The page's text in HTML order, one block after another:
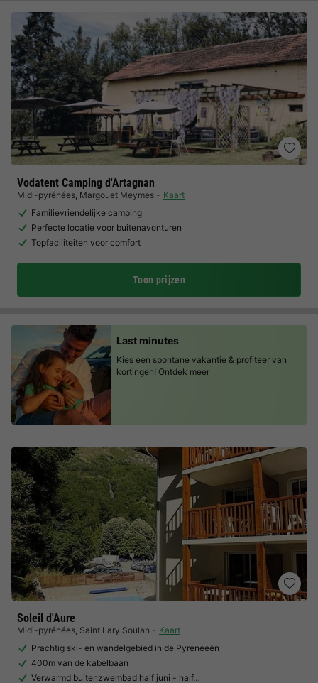
Vodatent Camping d'Artagnan
Midi-pyrénées, Margouet Meymes
Kaart
Familievriendelijke camping
Perfecte locatie voor buitenavonturen
Topfaciliteiten voor comfort
Toon prijzen
Soleil d'Aure
Midi-pyrénées, Saint Lary Soulan
Kaart
Prachtig ski- en wandelgebied in de Pyreneeën
400m van de kabelbaan
Verwarmd buitenzwembad half juni - half…
Last minutes
Kies een spontane vakantie & profiteer van
kortingen! Ontdek meer